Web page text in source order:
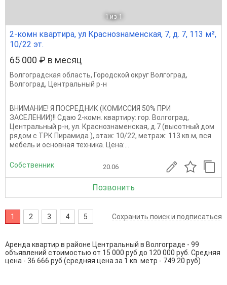
1 из 1
2-комн квартира, ул Краснознаменская, 7, д. 7, 113 м²,
10/22 эт.
65 000 ₽ в месяц
Волгоградская область, Городской округ Волгоград,
Волгоград, Центральный р-н
ВНИМАНИЕ! Я ПОСРЕДНИК (КОМИССИЯ 50% ПРИ
ЗАСЕЛЕНИИ)!! Сдаю 2-комн. квартиру: гор. Волгоград,
Центральный р-н, ул. Краснознаменская, д.7 (высотный дом
рядом с ТРК Пирамида ), этаж: 10/22, метраж: 113 кв.м, вся
мебель и основная техника. Цена:...
Собственник 20.06
Позвонить
1 2 3 4 5 Сохранить поиск и подписаться
Аренда квартир в районе Центральный в Волгограде - 99
объявлений стоимостью от 15 000 руб до 120 000 руб. Средняя
цена - 36 666 руб (средняя цена за 1 кв. метр - 749.20 руб)